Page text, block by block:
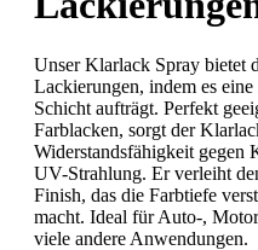
Unser Klarlack Spray bietet
Lackierungen, indem es
Schicht aufträgt. Perfekt
Farblacken, sorgt der
Widerstandsfähigkeit gegen
UV-Strahlung. Er verleiht
Finish, das die Farbtiefe
macht. Ideal für Auto-,
viele andere Anwendungen.